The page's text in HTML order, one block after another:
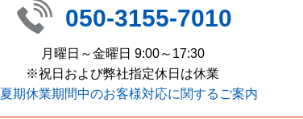
050-3155-7010
月曜日～金曜日 9:00～17:30
※祝日および弊社指定休日は休業
夏期休業期間中のお客様対応に関するご案内